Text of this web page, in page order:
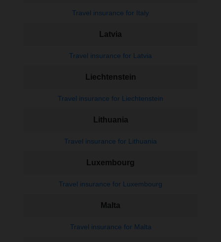
Travel insurance for Italy
Latvia
Travel insurance for Latvia
Liechtenstein
Travel insurance for Liechtenstein
Lithuania
Travel insurance for Lithuania
Luxembourg
Travel insurance for Luxembourg
Malta
Travel insurance for Malta